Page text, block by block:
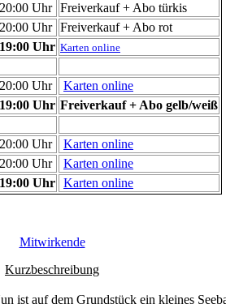
20:00 Uhr Freiverkauf + Abo türkis
20:00 Uhr Freiverkauf + Abo rot
19:00 Uhr Karten online
20:00 Uhr
Karten online
19:00 Uhr Freiverkauf + Abo gelb/weiß
20:00 Uhr
Karten online
20:00 Uhr
Karten online
19:00 Uhr Karten online
Mitwirkende
Kurzbeschreibung
ist auf dem Grundstück ein kleines